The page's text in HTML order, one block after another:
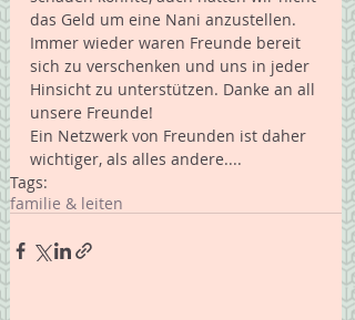
das Geld um eine Nani anzustellen.
Immer wieder waren Freunde bereit
sich zu verschenken und uns in jeder
Hinsicht zu unterstützen. Danke an all
unsere Freunde!
Ein Netzwerk von Freunden ist daher
wichtiger, als alles andere....
Tags:
familie & leiten